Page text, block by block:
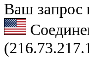
Ваш запрос